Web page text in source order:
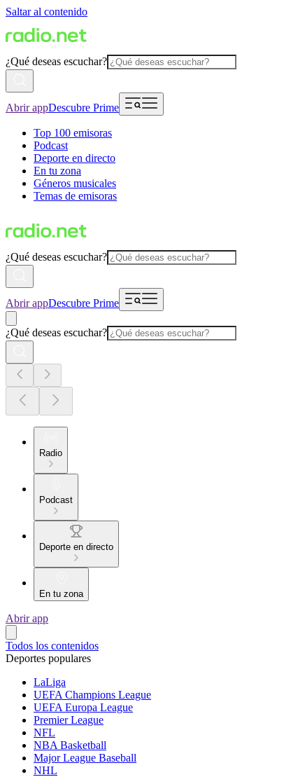
Saltar al contenido
¿Qué deseas escuchar?
Abrir appDescubre Prime
Top 100 emisoras
Podcast
Deporte en directo
En tu zona
Géneros musicales
Temas de emisoras
¿Qué deseas escuchar?
Abrir appDescubre Prime
¿Qué deseas escuchar?
Radio
Podcast
Deporte en directo
En tu zona
Abrir app
Todos los contenidos
Deportes populares
LaLiga
UEFA Champions League
UEFA Europa League
Premier League
NFL
NBA Basketball
Major League Baseball
NHL